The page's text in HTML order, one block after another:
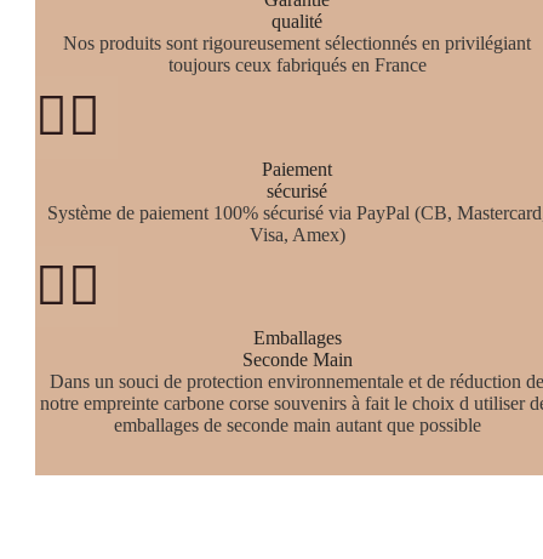
qualité
Nos produits sont rigoureusement sélectionnés en privilégiant
toujours ceux fabriqués en France

Paiement
sécurisé
Système de paiement 100% sécurisé via PayPal (CB,
Visa, Amex)

Emballages
Seconde Main
Dans un souci de protection environnementale et de réduction de
notre empreinte carbone corse souvenirs à fait le choix d utiliser
emballages de seconde main autant que possible